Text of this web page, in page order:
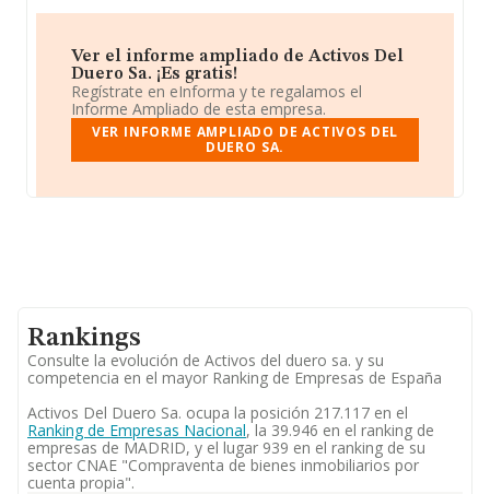
Ver el informe ampliado de Activos Del
Duero Sa. ¡Es gratis!
Regístrate en eInforma y te regalamos el
Informe Ampliado de esta empresa.
VER INFORME AMPLIADO DE ACTIVOS DEL
DUERO SA.
Rankings
Consulte la evolución de Activos del duero sa. y su
competencia en el mayor Ranking de Empresas de España
Activos Del Duero Sa. ocupa la posición 217.117 en el
Ranking de Empresas Nacional, la 39.946 en el ranking de
empresas de MADRID, y el lugar 939 en el ranking de su
sector CNAE "Compraventa de bienes inmobiliarios por
cuenta propia".